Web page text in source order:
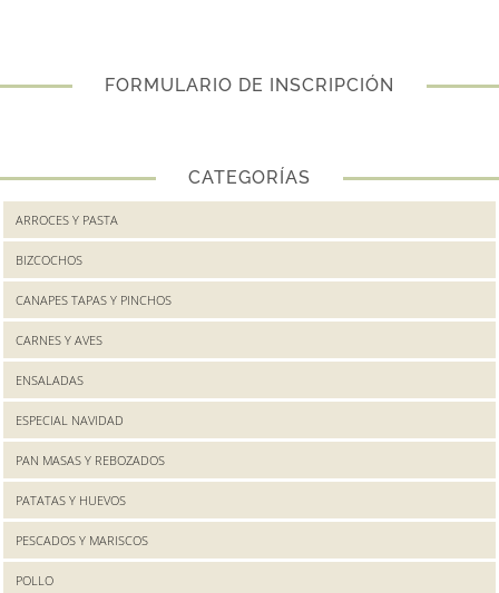
FORMULARIO DE INSCRIPCIÓN
CATEGORÍAS
ARROCES Y PASTA
BIZCOCHOS
CANAPES TAPAS Y PINCHOS
CARNES Y AVES
ENSALADAS
ESPECIAL NAVIDAD
PAN MASAS Y REBOZADOS
PATATAS Y HUEVOS
PESCADOS Y MARISCOS
POLLO